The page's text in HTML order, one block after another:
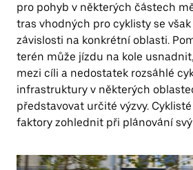
pro pohyb v některých částech
tras vhodných pro cyklisty se
závislosti na konkrétní oblasti.
terén může jízdu na kole
mezi cíli a nedostatek rozsáhlé
infrastruktury v některých
představovat určité výzvy.
faktory zohlednit při plánování